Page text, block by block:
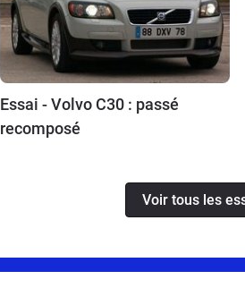
Essai - Volvo C30 : passé
recomposé
Voir tous les